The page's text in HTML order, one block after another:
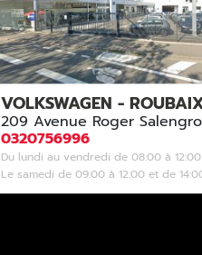
VOLKSWAGEN -
209 Avenue Roger
0320756996
Du lundi au vendredi de 08:00 à 12:00
Le samedi de 09:00 à 12:00 et de